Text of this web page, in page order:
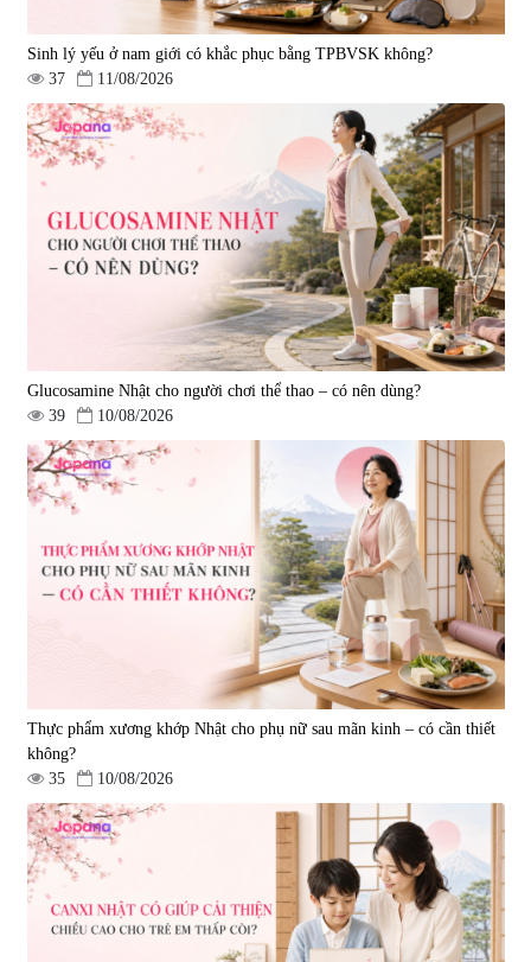
Viên uống bổ gan Ribeto Shoji
Hepaclean 60 viên
690.000 đ
Viên uống hỗ trợ cải thiện thoát
vị đĩa đệm Kyoto Has 30 viên
|14.560
1.600.000 đ
Viên uống hỗ trợ giấc ngủ Fujina
Sleepy Nhật Bản 80 viên
Viên uống phòng ngừa & hỗ trợ
điều trị đột quỵ Biken Kinase
Gold 60 viên
|0
1.570.000 đ
Sinh lý yếu ở nam giới có khắc phục bằng TPBVSK không?
37
11/08/2026
Glucosamine Nhật cho người chơi thể thao – có nên dùng?
39
10/08/2026
Thực phẩm xương khớp Nhật cho phụ nữ sau mãn kinh – có cần thiết
không?
35
10/08/2026